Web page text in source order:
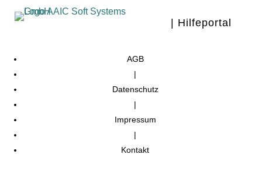
| Hilfeportal
AGB
|
Datenschutz
|
Impressum
|
Kontakt